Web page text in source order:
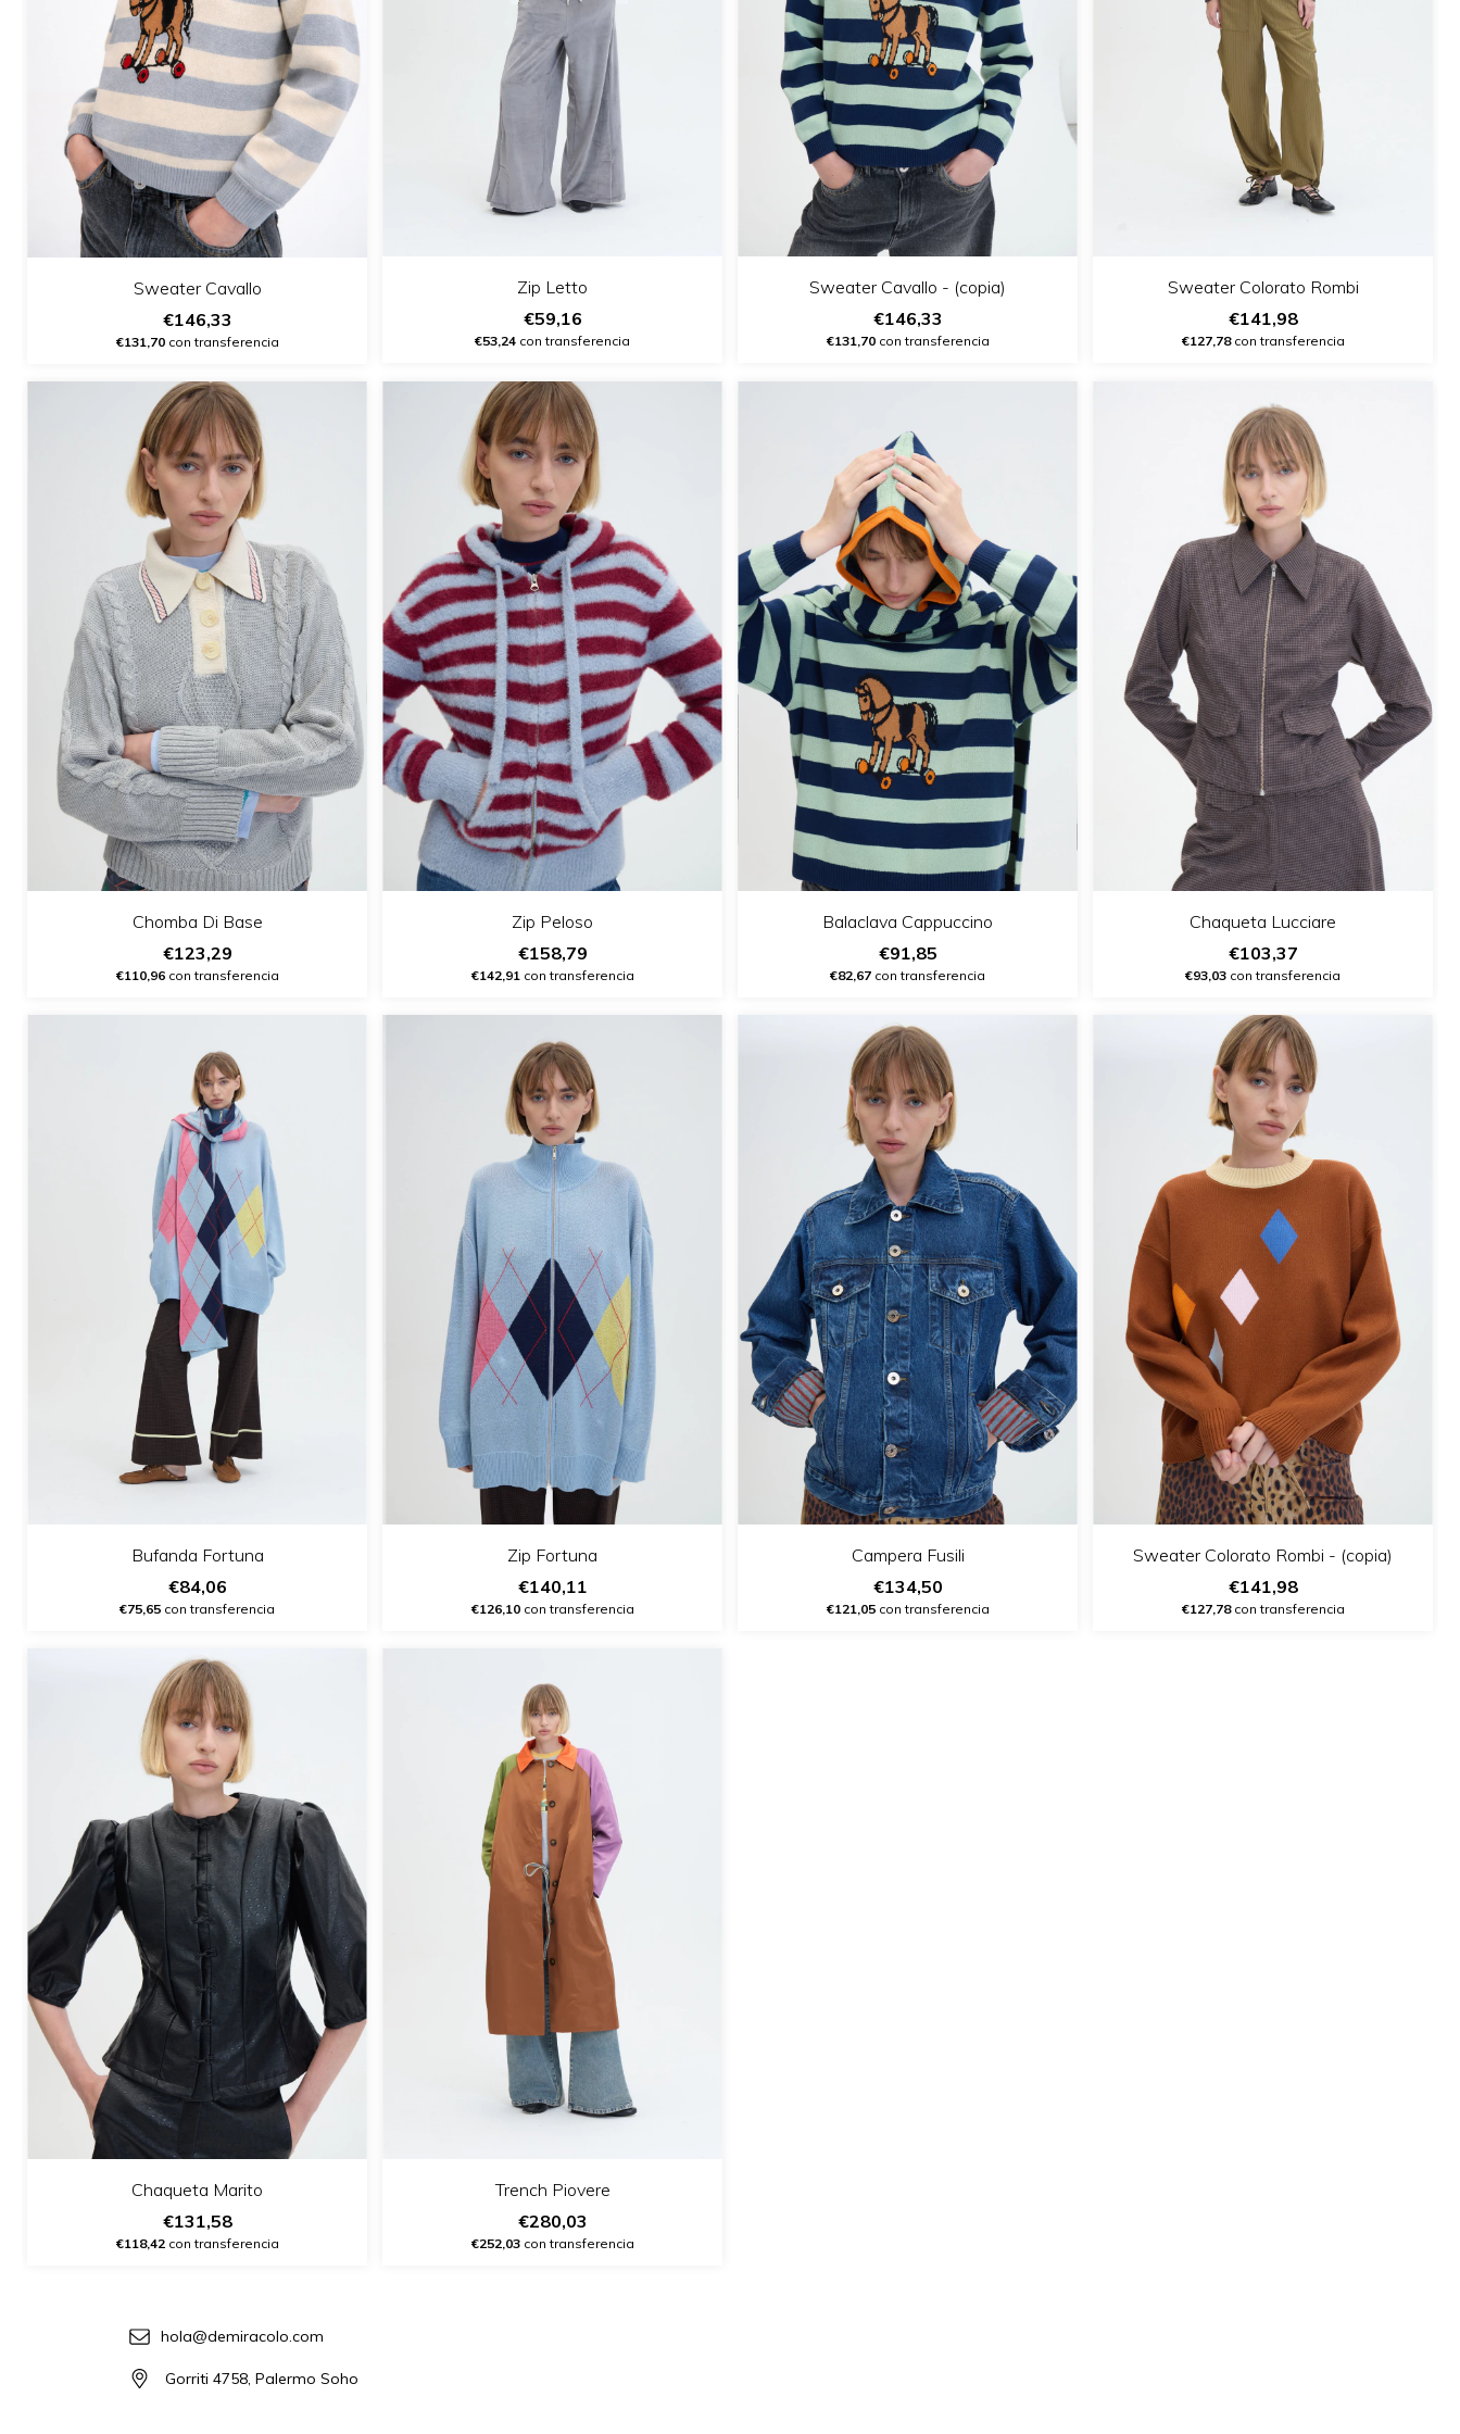
Sweater Cavallo
€146,33
€131,70con transferencia
Zip Letto
€59,16
€53,24 con transferencia
Sweater Cavallo - (copia)
€146,33
€131,70con transferencia
Sweater Colorato Rombi
€141,98
€127,78con transferencia
Chomba Di Base
€123,29
€110,96con transferencia
Zip Peloso
€158,79
€142,91 con transferencia
Balaclava Cappuccino
€91,85
€82,67 con transferencia
Chaqueta Lucciare
€103,37
€93,03 con transferencia
Bufanda Fortuna
€84,06
€75,65 con transferencia
Zip Fortuna
€140,11
€126,10con transferencia
Campera Fusili
€134,50
€121,05con transferencia
Sweater Colorato Rombi - (copia)
€141,98
€127,78con transferencia
Chaqueta Marito
€131,58
€118,42con transferencia
Trench Piovere
€280,03
€252,03con transferencia
hola@demiracolo.com
Gorriti 4758, Palermo Soho